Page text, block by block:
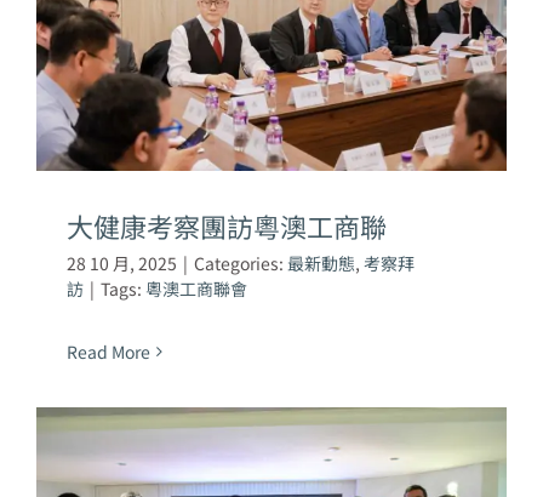
大健康考察團訪粵澳工商聯
28 10 月, 2025 | Categories: 最新動態, 考察拜
訪 | Tags: 粵澳工商聯會
Read More